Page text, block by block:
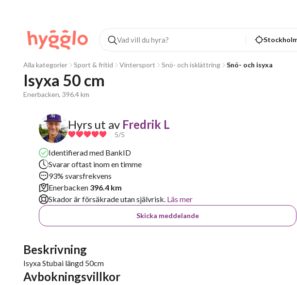
Alla kategorier Sport & fritid Vintersport Snö- och isklättring Snö- och isyxa
Isyxa 50 cm
Enerbacken, 396.4 km
Hyrs ut av Fredrik L
5/5
Identifierad med BankID
Svarar oftast inom en timme
93% svarsfrekvens
Enerbacken 396.4 km
Skador är försäkrade utan självrisk. Läs mer
Skicka meddelande
Beskrivning
Isyxa Stubai längd 50cm
Avbokningsvillkor